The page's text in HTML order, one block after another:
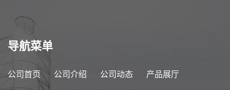
导航菜单
公司首页 公司介绍 公司动态 产品展厅